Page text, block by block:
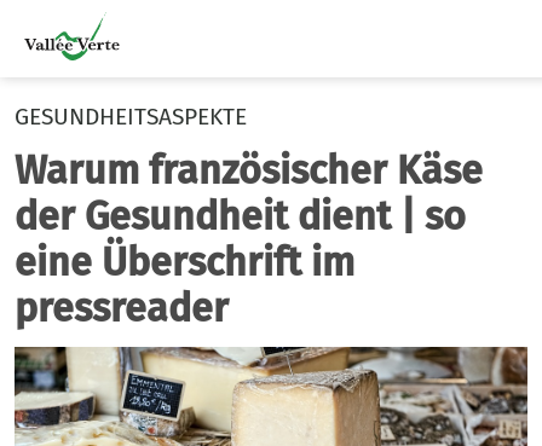
GESUNDHEITSASPEKTE
Warum französischer Käse
der Gesundheit dient | so
eine Überschrift im
pressreader